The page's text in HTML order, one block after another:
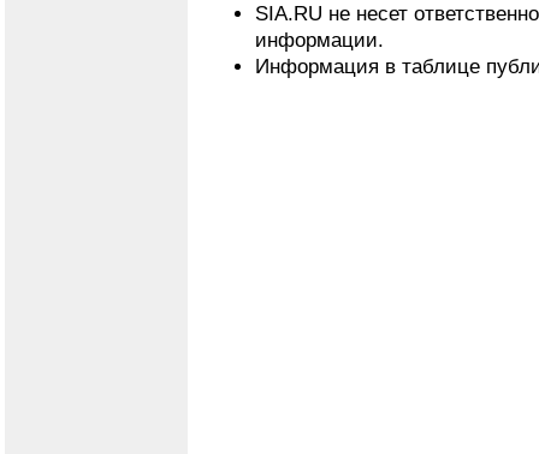
SIA.RU не несет
информации.
Информация в таблице